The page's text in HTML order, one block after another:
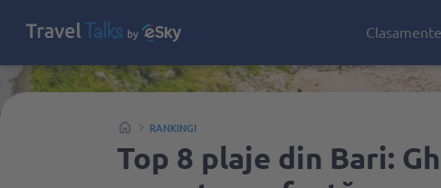
Clasamente
RANKINGI
Top 8 plaje din Bari: